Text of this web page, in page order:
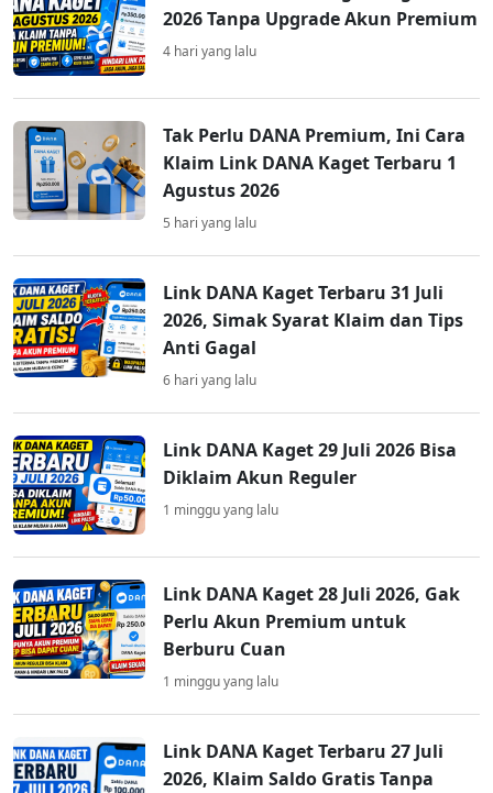
2026 Tanpa Upgrade Akun Premium
4 hari yang lalu
Tak Perlu DANA Premium, Ini Cara
Klaim Link DANA Kaget Terbaru 1
Agustus 2026
5 hari yang lalu
Link DANA Kaget Terbaru 31 Juli
2026, Simak Syarat Klaim dan Tips
Anti Gagal
6 hari yang lalu
Link DANA Kaget 29 Juli 2026 Bisa
Diklaim Akun Reguler
1 minggu yang lalu
Link DANA Kaget 28 Juli 2026, Gak
Perlu Akun Premium untuk
Berburu Cuan
1 minggu yang lalu
Link DANA Kaget Terbaru 27 Juli
2026, Klaim Saldo Gratis Tanpa